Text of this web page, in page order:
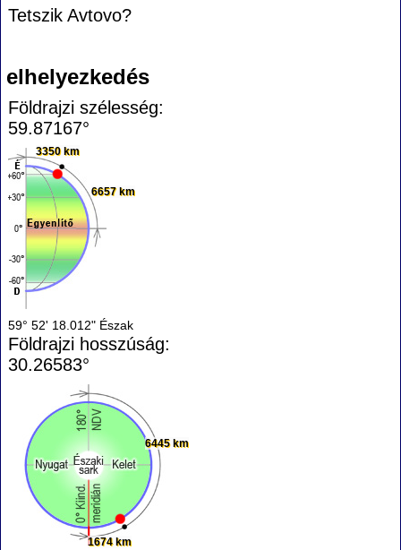
Tetszik Avtovo?
elhelyezkedés
Földrajzi szélesség:
59.87167°
3350 km
6657 km
59° 52' 18.012" Észak
Földrajzi hosszúság:
30.26583°
1674 km
6445 km